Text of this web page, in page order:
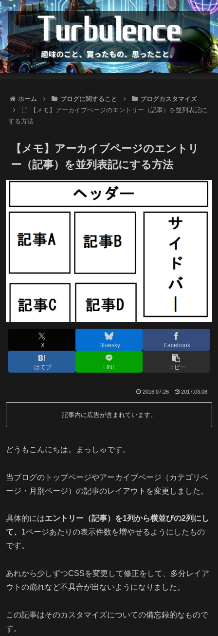
ホーム ブログに関すること
ブログカスタマイズ
【メモ】アーカイブページのエントリー（記事）を並列表記に
する方法
【メモ】アーカイブページのエントリ
ー（記事）を並列表記にする方法
X Bluesky Facebook
はてブ LINE コピー
2016.07.26 2017.03.08
記事内に広告が含まれています。
どうもこんにちは。まっしゅです。
当ブログのトップページやアーカイブページ（カテゴリペ
ージ・月別ページ）の記事のレイアウトを変更しました。
具体的にはエントリー（記事）を1列から横並びの2列にし
て、 1ページあたりの表示件数を増やせるようにしたもの
です。
あれから少しずつCSSを変更して修正をして、多分レイア
ウトの崩れなど不具合が出ないようになりました。
この記事はそのカスタマイズについての備忘録的なもので
す。